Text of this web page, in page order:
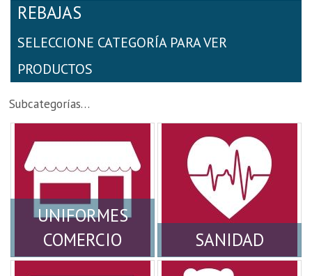
REBAJAS
SELECCIONE CATEGORÍA PARA VER
PRODUCTOS
Subcategorías
UNIFORMES
COMERCIO
SANIDAD